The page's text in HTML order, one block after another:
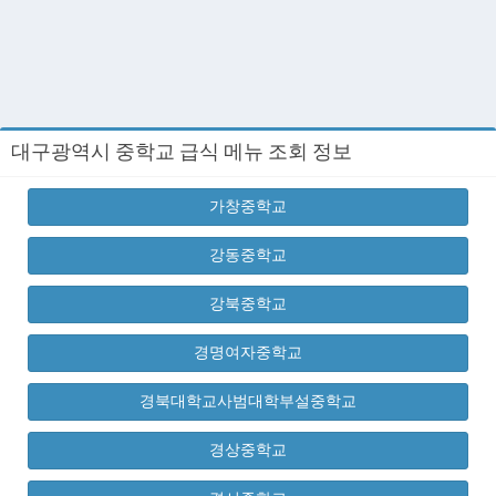
대구광역시 중학교 급식 메뉴 조회 정보
가창중학교
강동중학교
강북중학교
경명여자중학교
경북대학교사범대학부설중학교
경상중학교